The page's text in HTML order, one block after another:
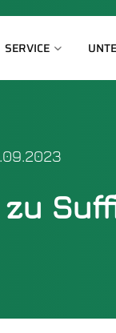
SERVICE